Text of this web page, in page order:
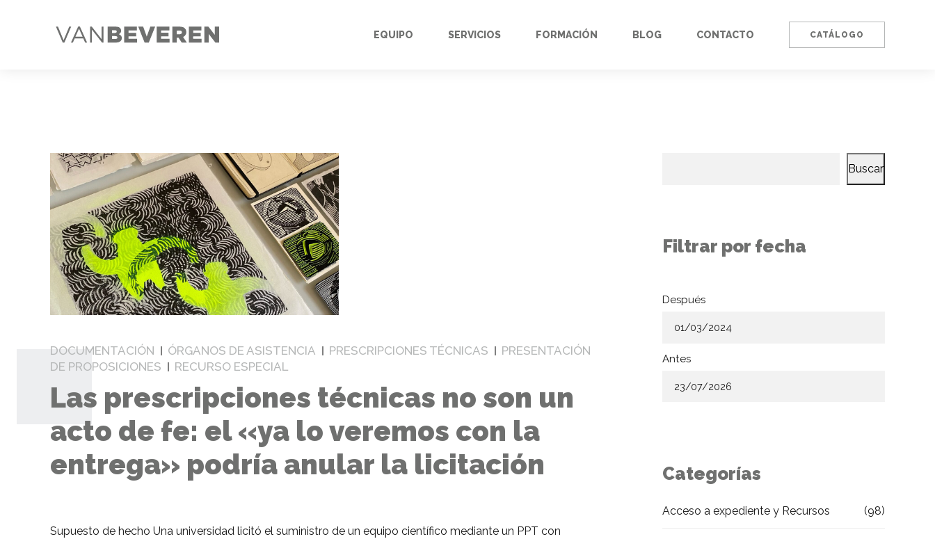
CATÁLOGO
EQUIPO SERVICIOS FORMACIÓN BLOG CONTACTO
DOCUMENTACIÓN ÓRGANOS DE ASISTENCIA PRESCRIPCIONES TÉCNICAS
PRESENTACIÓN
DE PROPOSICIONES
RECURSO ESPECIAL
Las prescripciones técnicas no son un
acto de fe: el «ya lo veremos con la
entrega» podría anular la licitación
Supuesto de hecho Una universidad licitó el suministro de un equipo científico mediante un PPT con
Buscar
Filtrar por fecha
Después
Antes
Categorías
Acceso a expediente y Recursos (98)